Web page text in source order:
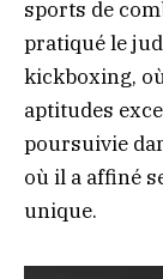
sports de
pratiqué le
kickboxing,
aptitudes
poursuivie
où il a affiné
unique.